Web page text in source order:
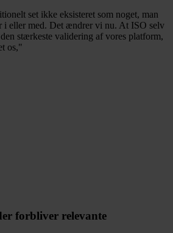
set ikke eksisteret som noget, man
i eller med. Det ændrer vi nu. At ISO selv
stærkeste validering af vores platform,
os,"
forbliver relevante